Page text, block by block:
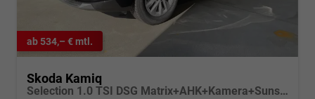
ab 534,– € mtl.
Skoda Kamiq
Selection 1.0 TSI DSG Matrix+AHK+Kamera+Sunset+PDCvohi+Kessy+Sitzheizung+GV4